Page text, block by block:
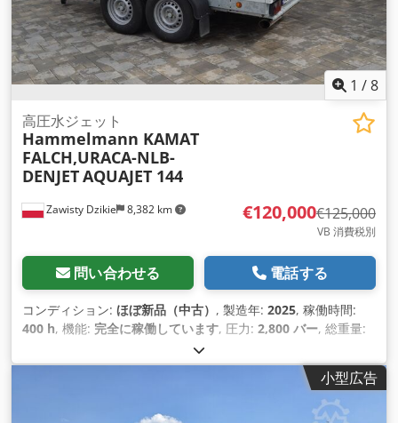
1 /8
Zawisty Dzikie 8,382 km
高圧水ジェット
Hammelmann KAMAT
FALCH,URACA-NLB-
DENJETAQUAJET 144
€120,000€125,000
VB 消費税別
問い合わせる 電話する
コンディション: ほぼ新品（中古） , 製造年: 2025, 稼働時間:
400 h, 機能: 完全に稼働しています, 圧力: 2,800 バー, 総重量:
, 回転速度（最小）:
ンプ容量:30 L/分, 装備:銘板あり,
小型広告